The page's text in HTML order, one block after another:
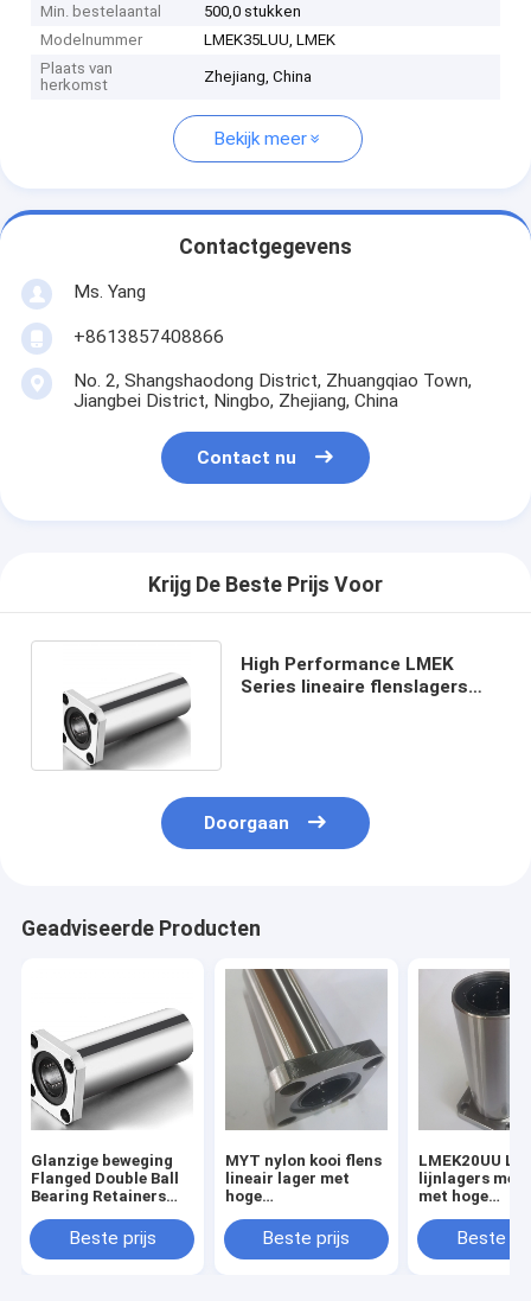
Min. bestelaantal
500,0 stukken
Modelnummer
LMEK35LUU, LMEK
Plaats van
herkomst
Zhejiang, China
Bekijk meer
Contactgegevens
Ms. Yang
+8613857408866
No. 2, Shangshaodong District, Zhuangqiao Town,
Jiangbei District, Ningbo, Zhejiang, China
Contact nu
Krijg De Beste Prijs Voor
High Performance LMEK
Series lineaire flenslagers
Doorgaan
Geadviseerde Producten
Glanzige beweging
Flanged Double Ball
Bearing Retainers
Beste prijs
MYT nylon kooi flens
lineair lager met
hoge
Beste prijs
LMEK20UU
lijnlagers met
met hoge
Beste